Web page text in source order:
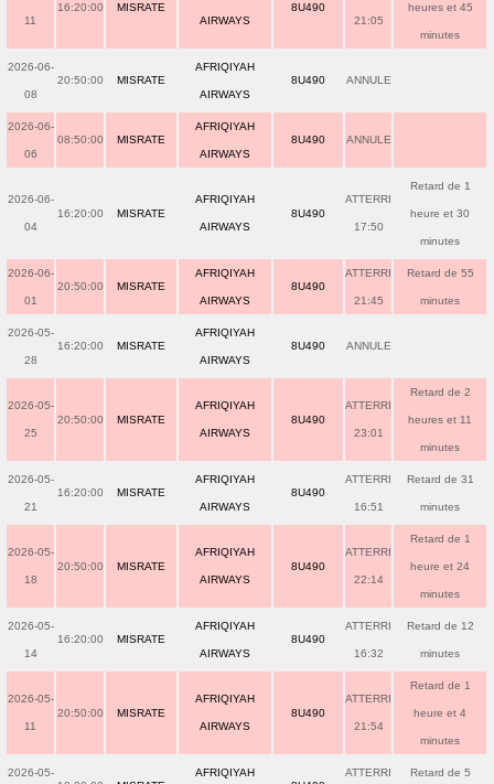
11
16:20:00 MISRATE
AIRWAYS
8U490
21:05
heures et 45
minutes
2026-06-
08
20:50:00 MISRATE
AFRIQIYAH
AIRWAYS
8U490 ANNULE
2026-06-
06
08:50:00 MISRATE
AFRIQIYAH
AIRWAYS
8U490 ANNULE
2026-06-
04
16:20:00 MISRATE
AFRIQIYAH
AIRWAYS
8U490
ATTERRI
17:50
Retard de 1
heure et 30
minutes
2026-06-
01
20:50:00 MISRATE
AFRIQIYAH
AIRWAYS
8U490
ATTERRI
21:45
Retard de 55
minutes
2026-05-
28
16:20:00 MISRATE
AFRIQIYAH
AIRWAYS
8U490 ANNULE
2026-05-
25
20:50:00 MISRATE
AFRIQIYAH
AIRWAYS
8U490
ATTERRI
23:01
Retard de 2
heures et 11
minutes
2026-05-
21
16:20:00 MISRATE
AFRIQIYAH
AIRWAYS
8U490
ATTERRI
16:51
Retard de 31
minutes
2026-05-
18
20:50:00 MISRATE
AFRIQIYAH
AIRWAYS
8U490
ATTERRI
22:14
Retard de 1
heure et 24
minutes
2026-05-
14
16:20:00 MISRATE
AFRIQIYAH
AIRWAYS
8U490
ATTERRI
16:32
Retard de 12
minutes
2026-05-
11
20:50:00 MISRATE
AFRIQIYAH
AIRWAYS
8U490
ATTERRI
21:54
Retard de 1
heure et 4
minutes
2026-05-
AFRIQIYAH
ATTERRI Retard de 5